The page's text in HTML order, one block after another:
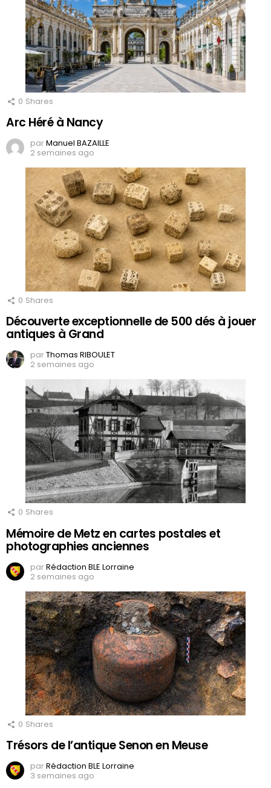
0 Shares
Arc Héré à Nancy
parManuel BAZAILLE
2 semaines ago
0 Shares
Découverte exceptionnelle de 500 dés à jouer
antiques à Grand
parThomas RIBOULET
2 semaines ago
0 Shares
Mémoire de Metz en cartes postales et
photographies anciennes
parRédaction BLE Lorraine
2 semaines ago
0 Shares
Trésors de l’antique Senon en Meuse
parRédaction BLE Lorraine
3 semaines ago